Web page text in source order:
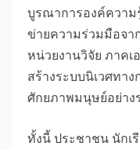
บูรณาการองค์ความ
ข่ายความร่วมมือจ
หน่วยงานวิจัย ภาค
สร้างระบบนิเวศทา
ศักยภาพมนุษย์อย่าง
ทั้งนี้ ประชาชน นักเ